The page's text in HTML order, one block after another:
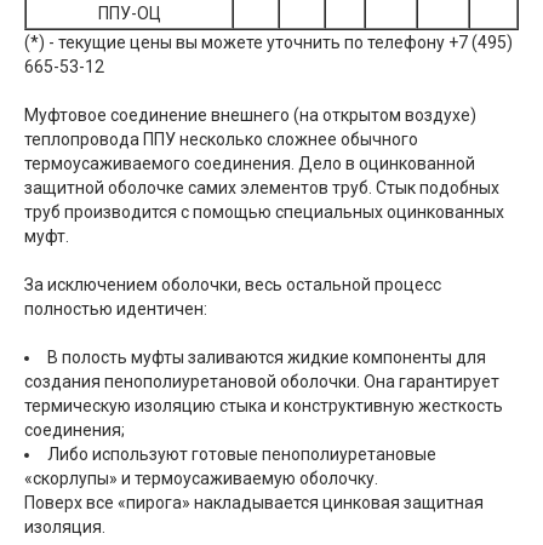
ППУ-ОЦ
(*) - текущие цены вы можете уточнить по телефону +7 (495)
665-53-12
Муфтовое соединение внешнего (на открытом воздухе)
теплопровода ППУ несколько сложнее обычного
термоусаживаемого соединения. Дело в оцинкованной
защитной оболочке самих элементов труб. Стык подобных
труб производится с помощью специальных оцинкованных
муфт.
За исключением оболочки, весь остальной процесс
полностью идентичен:
В полость муфты заливаются жидкие компоненты для
создания пенополиуретановой оболочки. Она гарантирует
термическую изоляцию стыка и конструктивную жесткость
соединения;
Либо используют готовые пенополиуретановые
«скорлупы» и термоусаживаемую оболочку.
Поверх все «пирога» накладывается цинковая защитная
изоляция.